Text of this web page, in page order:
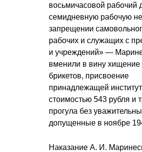
восьмичасовой рабочий
семидневную рабочую
запрещении
рабочих и служащих с
и учреждений» —
вменили в вину
брикетов, присвоение
принадлежащей
стоимостью 543 рубля и
прогула без
допущенные в ноябре
Наказание А. И.